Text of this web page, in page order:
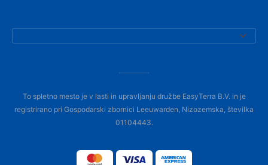
To spletno mesto je v lasti in upravljanju družbe EasyTerra B.V. in je
registrirano pri Gospodarski zbornici Leeuwarden, Nizozemska, številka
01104443.